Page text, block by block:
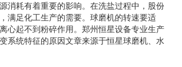
消耗有着重要的影响。在洗盐过程中，股份
满足化工生产的需要。球磨机的转速要适
心起不到粉碎作用。郑州恒星设备专业生产
系统特征的原因文章来源于恒星球磨机、水